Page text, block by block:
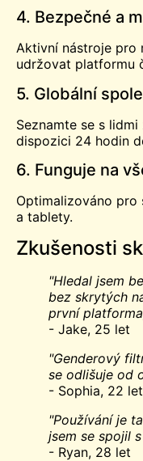
4. Bezpečné a
Aktivní nástroje pro
udržovat platformu
5. Globální
Seznamte se s
dispozici 24 hodin
6. Funguje na
Optimalizováno
a tablety.
Zkušenosti
"Hledal jsem
bez skrytých
první
- Jake, 25 let
"Genderový
se odlišuje od
- Sophia, 22 let
"Používání je
jsem se spojil
- Ryan, 28 let